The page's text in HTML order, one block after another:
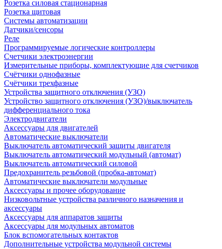
Розетка силовая стационарная
Розетка щитовая
Системы автоматизации
Датчики/сенсоры
Реле
Программируемые логические контроллеры
Счетчики электроэнергии
Измерительные приборы, комплектующие для счетчиков
Счётчики однофазные
Счётчики трехфазные
Устройства защитного отключения (УЗО)
Устройство защитного отключения (УЗО)/выключатель
дифференциального тока
Электродвигатели
Аксессуары для двигателей
Автоматические выключатели
Выключатель автоматический защиты двигателя
Выключатель автоматический модульный (автомат)
Выключатель автоматический силовой
Предохранитель резьбовой (пробка-автомат)
Автоматические выключатели модульные
Аксессуары и прочее оборудование
Низковольтные устройства различного назначения и
аксессуары
Аксессуары для аппаратов защиты
Аксессуары для модульных автоматов
Блок вспомогательных контактов
Дополнительные устройства модульной системы